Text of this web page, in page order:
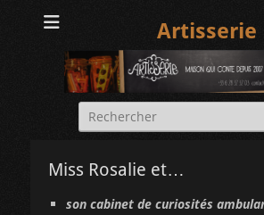
Artisserie
Rechercher :
Miss Rosalie et…
son cabinet de curiosités